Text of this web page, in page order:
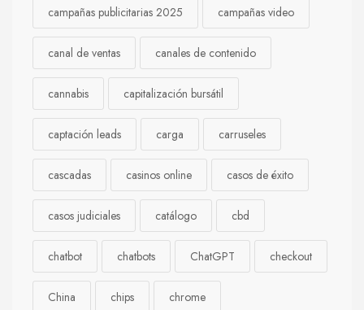
campañas publicitarias 2025 campañas video
canal de ventas canales de contenido
cannabis capitalización bursátil
captación leads carga carruseles
cascadas casinos online casos de éxito
casos judiciales catálogo cbd
chatbot chatbots ChatGPT checkout
China chips chrome